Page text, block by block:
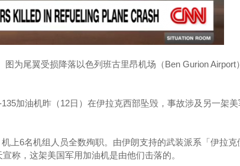
图为尾翼受损降落以色列班古里昂机场（Ben Gurion Airport
加油机昨（12日）在伊拉克西部坠毁，事故涉及另一架
上6名机组人员全数殉职。由伊朗支持的武装派系「伊拉克
称，这架美国军用加油机是由他们击落的。